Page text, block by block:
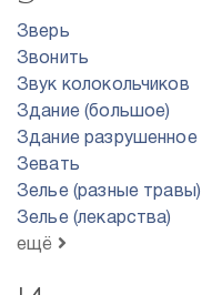
Зверь
Звонить
Звук колокольчиков
Здание (большое)
Здание разрушенное
Зевать
Зелье (разные травы)
Зелье (лекарства)
ещё